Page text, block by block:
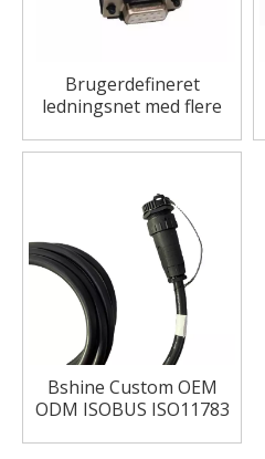
Brugerdefineret
ledningsnet med flere
certificeret kabel
Bshine Custom OEM
ODM ISOBUS ISO11783